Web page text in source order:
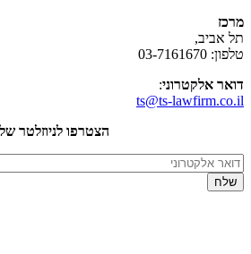
מרכז
תל אביב,
טלפון: 03-7161670
דואר אלקטרוני:
ts@ts-lawfirm.co.il
הצטרפו לניוזלטר